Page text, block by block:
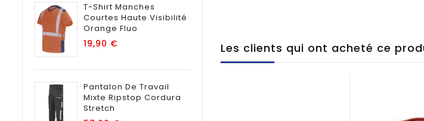
T-Shirt Manches
Courtes Haute Visibilité
Orange Fluo
19,90 €
Pantalon De Travail
Mixte Ripstop Cordura
Stretch
Les clients qui ont acheté ce